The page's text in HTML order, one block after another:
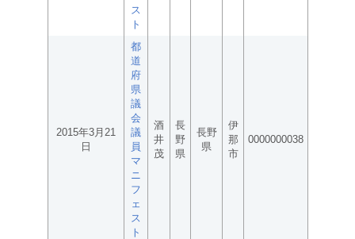
ス
ト
2015年3月21
日
都
道
府
県
議
会
議
員
マ
ニ
フ
ェ
ス
ト
酒
井
茂
長
野
県
長野
県
伊
那
市
0000000038